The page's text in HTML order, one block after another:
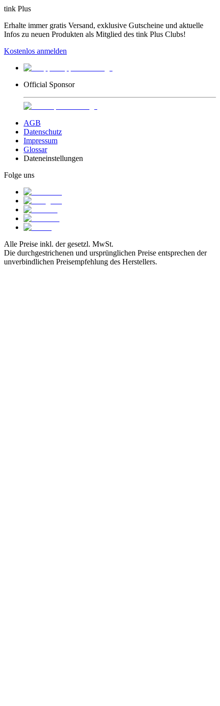
tink Plus
Erhalte immer gratis Versand, exklusive Gutscheine und aktuelle
Infos zu neuen Produkten als Mitglied des tink Plus Clubs!
Kostenlos anmelden
Official Sponsor
AGB
Datenschutz
Impressum
Glossar
Dateneinstellungen
Folge uns
Alle Preise inkl. der gesetzl. MwSt.
Die durchgestrichenen und ursprünglichen Preise entsprechen der
unverbindlichen Preisempfehlung des Herstellers.